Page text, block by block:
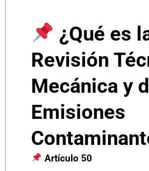
¿Qué es
Revisión
Mecánica y
Emisiones
Artículo 50